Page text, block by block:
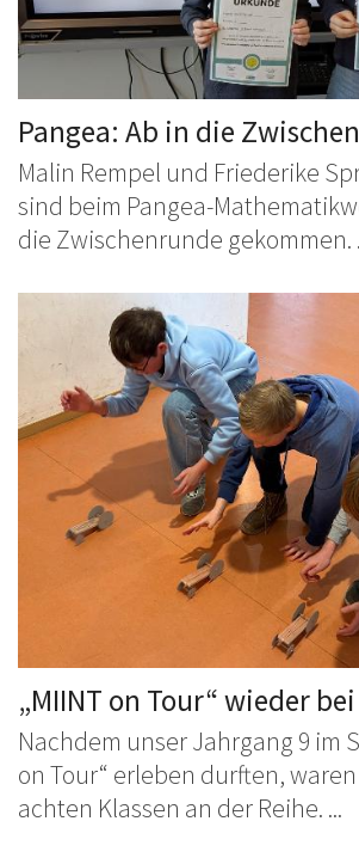
Pangea: Ab in die
Malin Rempel und Friederike
sind beim Pangea-
die Zwischenrunde gekommen.
„MIINT on Tour“ wieder
Nachdem unser Jahrgang 9 im
on Tour“ erleben durften,
achten Klassen an der Reihe. ...